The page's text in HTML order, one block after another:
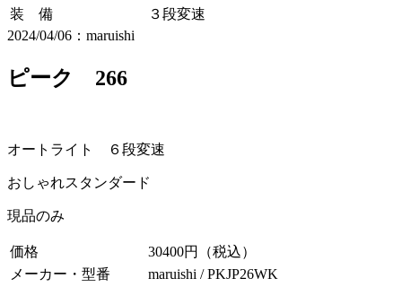
装 備
３段変速
2024/04/06：maruishi
ピーク 266
オートライト ６段変速
おしゃれスタンダード
現品のみ
価格
30400円（税込）
メーカー・型番
maruishi / PKJP26WK